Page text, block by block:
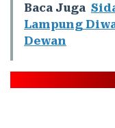
Baca Juga
Lampung
Dewan